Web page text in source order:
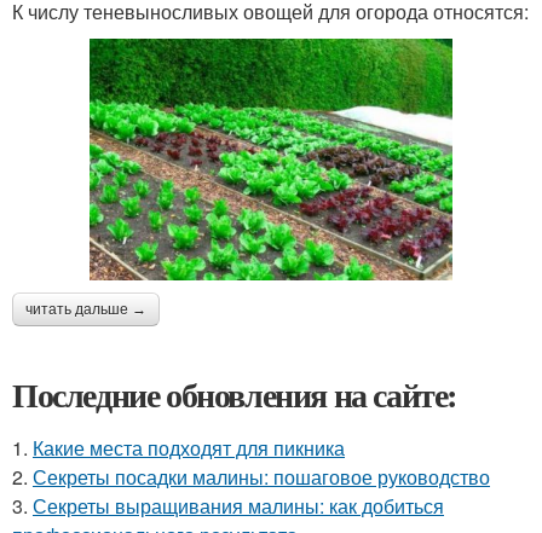
К числу теневыносливых овощей для огорода относятся:
читать дальше →
Последние обновления на сайте:
1. Какие места подходят для пикника
2. Секреты посадки малины: пошаговое руководство
3. Секреты выращивания малины: как добиться